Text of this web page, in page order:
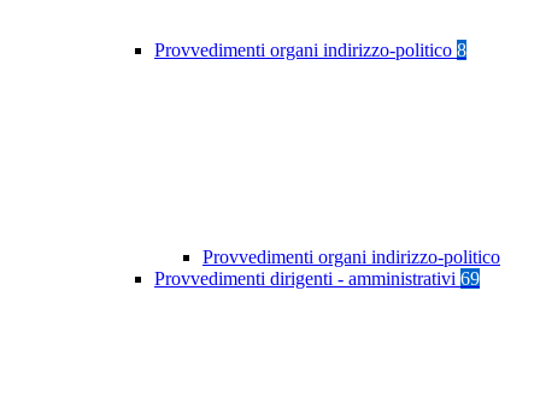
Provvedimenti organi indirizzo-politico 8
Provvedimenti organi indirizzo-politico
Provvedimenti dirigenti - amministrativi 69